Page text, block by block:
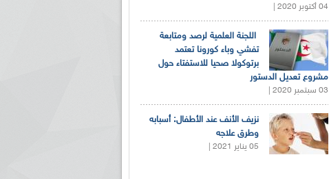
04 أكتوبر 2020 |
اللجنة العلمية لرصد ومتابعة
تفشي وباء كورونا تعتمد
برتوكولا صحيا للاستفتاء حول
مشروع تعديل الدستور
03 سبتمبر 2020 |
نزيف الأنف عند الأطفال: أسبابه
وطرق علاجه
05 يناير 2021 |